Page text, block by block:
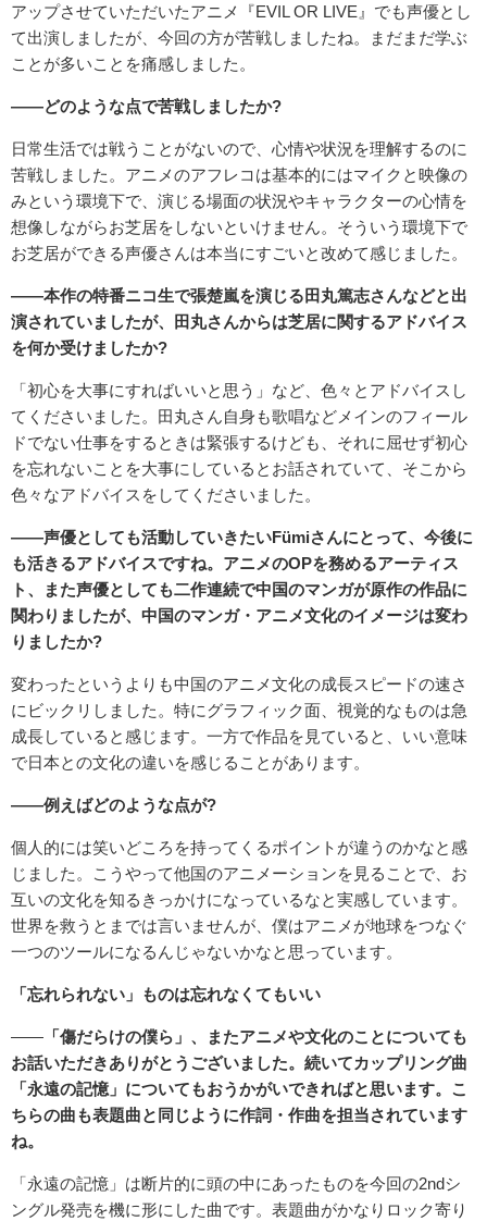
アップさせていただいたアニメ『EVIL OR LIVE』でも声優とし
て出演しましたが、今回の方が苦戦しましたね。まだまだ学ぶ
ことが多いことを痛感しました。
――どのような点で苦戦しましたか?
日常生活では戦うことがないので、心情や状況を理解するのに
苦戦しました。アニメのアフレコは基本的にはマイクと映像の
みという環境下で、演じる場面の状況やキャラクターの心情を
想像しながらお芝居をしないといけません。そういう環境下で
お芝居ができる声優さんは本当にすごいと改めて感じました。
――本作の特番ニコ生で張楚嵐を演じる田丸篤志さんなどと出
演されていましたが、田丸さんからは芝居に関するアドバイス
を何か受けましたか?
「初心を大事にすればいいと思う」など、色々とアドバイスし
てくださいました。田丸さん自身も歌唱などメインのフィール
ドでない仕事をするときは緊張するけども、それに屈せず初心
を忘れないことを大事にしているとお話されていて、そこから
色々なアドバイスをしてくださいました。
――声優としても活動していきたいFümiさんにとって、今後に
も活きるアドバイスですね。アニメのOPを務めるアーティス
ト、また声優としても二作連続で中国のマンガが原作の作品に
関わりましたが、中国のマンガ・アニメ文化のイメージは変わ
りましたか?
変わったというよりも中国のアニメ文化の成長スピードの速さ
にビックリしました。特にグラフィック面、視覚的なものは急
成長していると感じます。一方で作品を見ていると、いい意味
で日本との文化の違いを感じることがあります。
――例えばどのような点が?
個人的には笑いどころを持ってくるポイントが違うのかなと感
じました。こうやって他国のアニメーションを見ることで、お
互いの文化を知るきっかけになっているなと実感しています。
世界を救うとまでは言いませんが、僕はアニメが地球をつなぐ
一つのツールになるんじゃないかなと思っています。
「忘れられない」ものは忘れなくてもいい
―― 「傷だらけの僕ら」、またアニメや文化のことについても
お話いただきありがとうございました。続いてカップリング曲
「永遠の記憶」についてもおうかがいできればと思います。こ
ちらの曲も表題曲と同じように作詞・作曲を担当されています
ね。
「永遠の記憶」は断片的に頭の中にあったものを今回の2ndシ
ングル発売を機に形にした曲です。表題曲がかなりロック寄り